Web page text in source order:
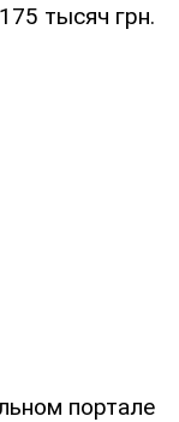
тысяч грн.
портале